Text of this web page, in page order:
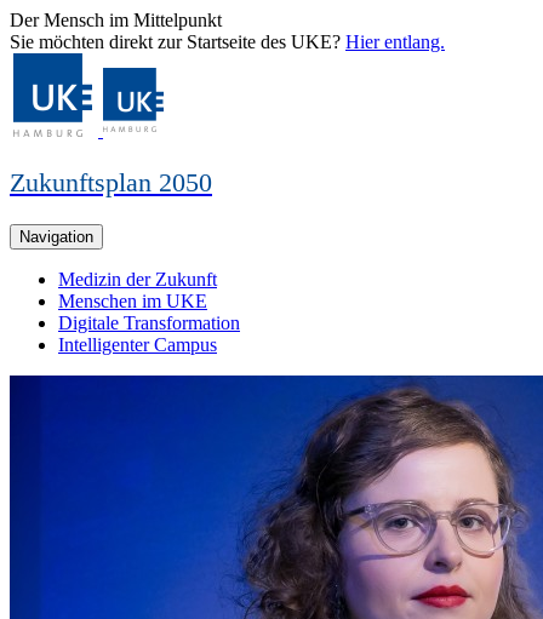
Der Mensch im Mittelpunkt
Sie möchten direkt zur Startseite des UKE? Hier entlang.
Zukunftsplan 2050
Navigation
Medizin der Zukunft
Menschen im UKE
Digitale Transformation
Intelligenter Campus